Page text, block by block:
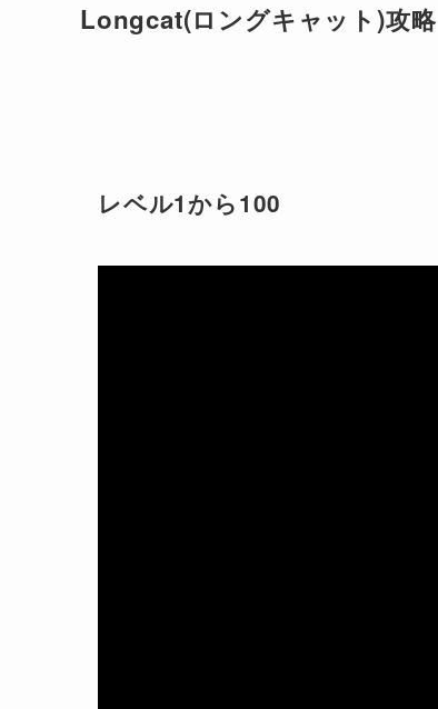
Longcat(ロングキャット)攻略
レベル1から100